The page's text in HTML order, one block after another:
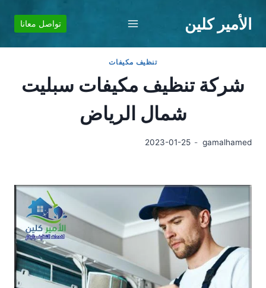
الأمير كلين تواصل معانا
تنظيف مكيفات
شركة تنظيف مكيفات سبليت
شمال الرياض
gamalhamed
2023-01-25